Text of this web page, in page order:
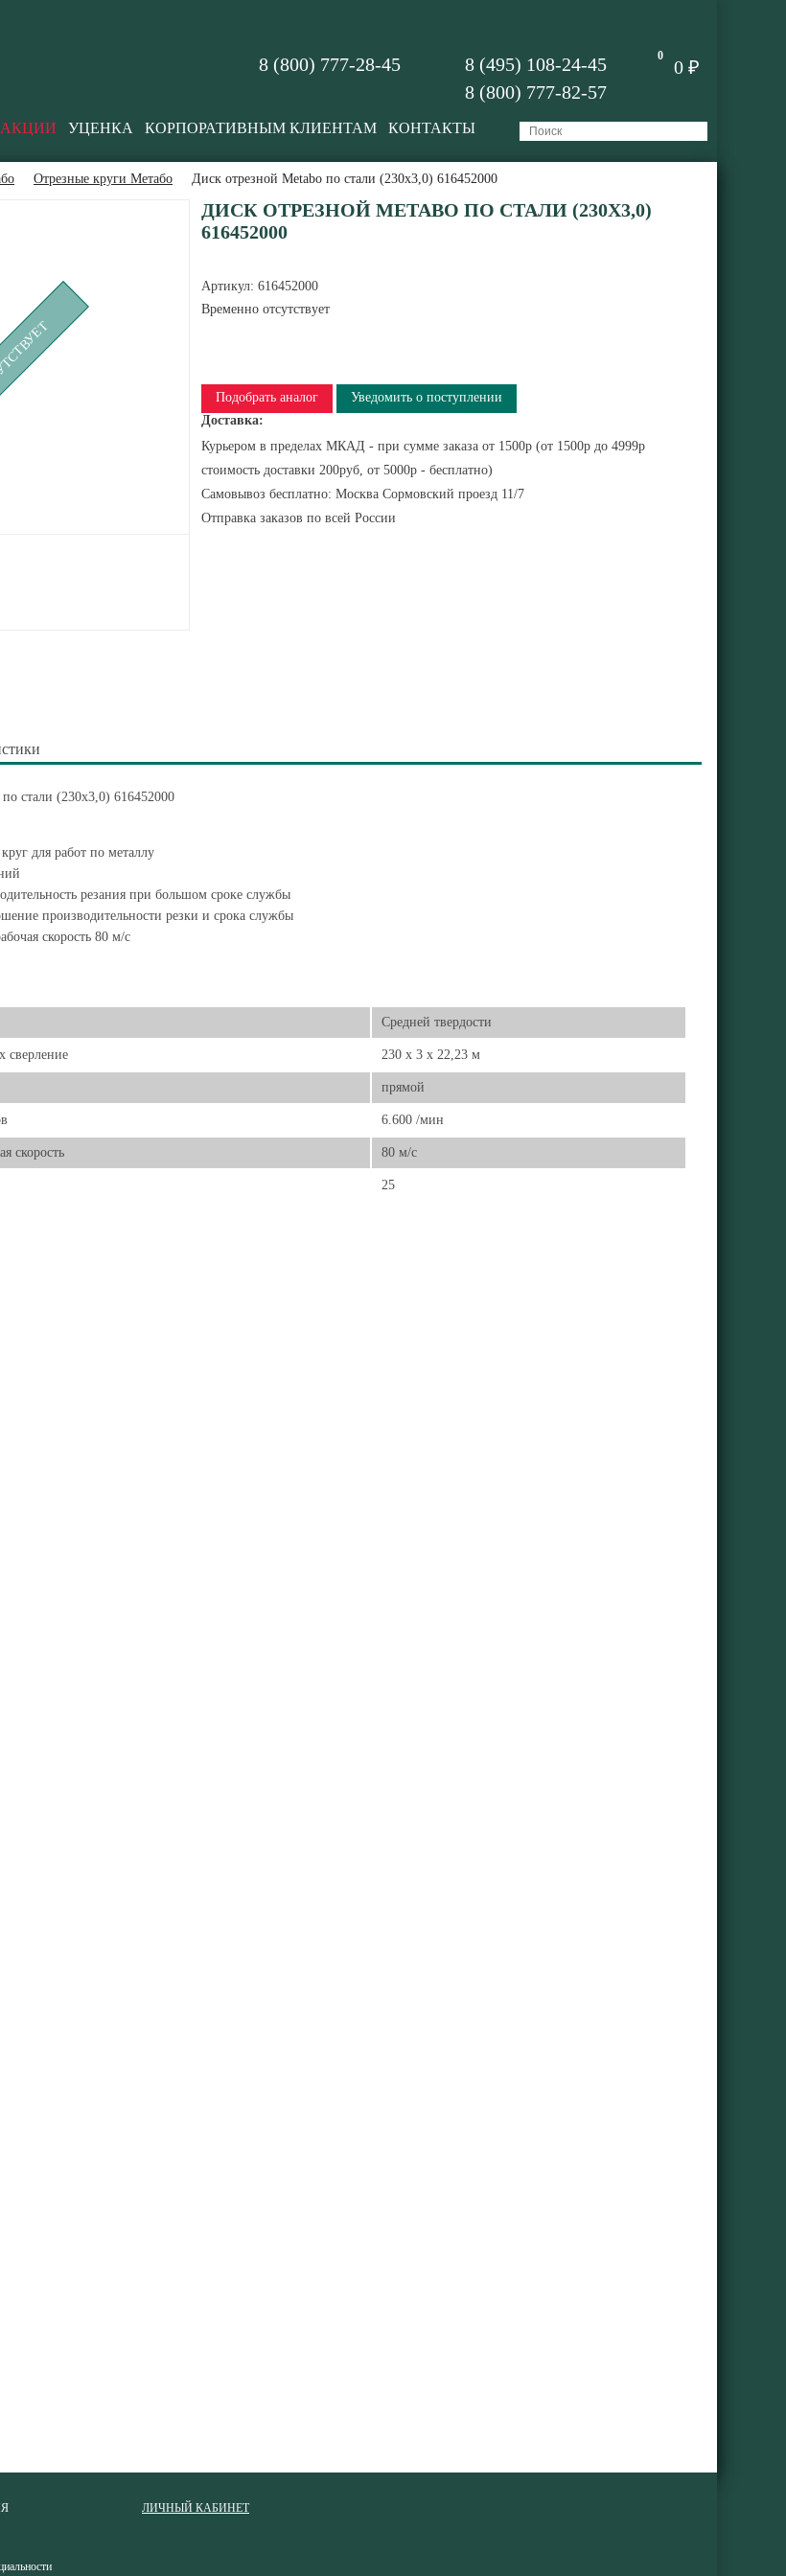
0
0 ₽
8 (495) 108-24-45
8 (800) 777-82-57
8 (800) 777-28-45
АКЦИИ УЦЕНКА КОРПОРАТИВНЫМ КЛИЕНТАМ КОНТАКТЫ
Отрезные круги Метабо Диск отрезной Metabo по стали (230x3,0) 616452000
ДИСК ОТРЕЗНОЙ METABO ПО СТАЛИ (230X3,0)
616452000
Артикул: 616452000
Временно отсутствует
Подобрать аналог
Уведомить о поступлении
Доставка:
Курьером в пределах МКАД - при сумме заказа от 1500р (от 1500р до 4999р
стоимость доставки 200руб, от 5000р - бесплатно)
Самовывоз бесплатно: Москва Сормовский проезд 11/7
Отправка заказов по всей России
стали (230x3,0) 616452000
для работ по металлу
резания при большом сроке службы
производительности резки и срока службы
скорость 80 м/с
Средней твердости
сверление 230 x 3 x 22,23 м
прямой
6.600 /мин
скорость 80 м/с
25
ЛИЧНЫЙ КАБИНЕТ